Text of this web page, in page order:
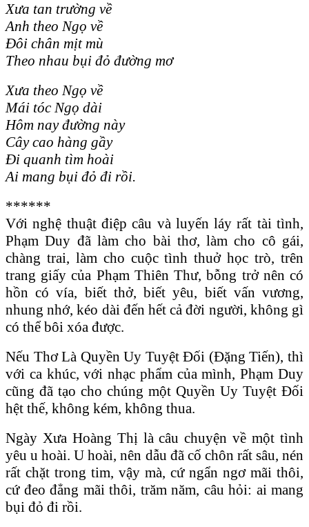
Xưa tan trường về
Anh theo Ngọ về
Đôi chân mịt mù
Theo nhau bụi đỏ đường mơ
Xưa theo Ngọ về
Mái tóc Ngọ dài
Hôm nay đường này
Cây cao hàng gầy
Đi quanh tìm hoài
Ai mang bụi đỏ đi rồi.
******
Với nghệ thuật điệp câu và luyến láy rất tài tình,
Phạm Duy đã làm cho bài thơ, làm cho cô gái,
chàng trai, làm cho cuộc tình thuở học trò, trên
trang giấy của Phạm Thiên Thư, bỗng trở nên có
hồn có vía, biết thở, biết yêu, biết vấn vương,
nhung nhớ, kéo dài đến hết cả đời người, không gì
có thể bôi xóa được.
Nếu Thơ Là Quyền Uy Tuyệt Đối (Đặng Tiến), thì
với ca khúc, với nhạc phẩm của mình, Phạm Duy
cũng đã tạo cho chúng một Quyền Uy Tuyệt Đối
hệt thế, không kém, không thua.
Ngày Xưa Hoàng Thị là câu chuyện về một tình
yêu u hoài. U hoài, nên dẫu đã cố chôn rất sâu, nén
rất chặt trong tim, vậy mà, cứ ngẩn ngơ mãi thôi,
cứ đeo đẳng mãi thôi, trăm năm, câu hỏi: ai mang
bụi đỏ đi rồi.